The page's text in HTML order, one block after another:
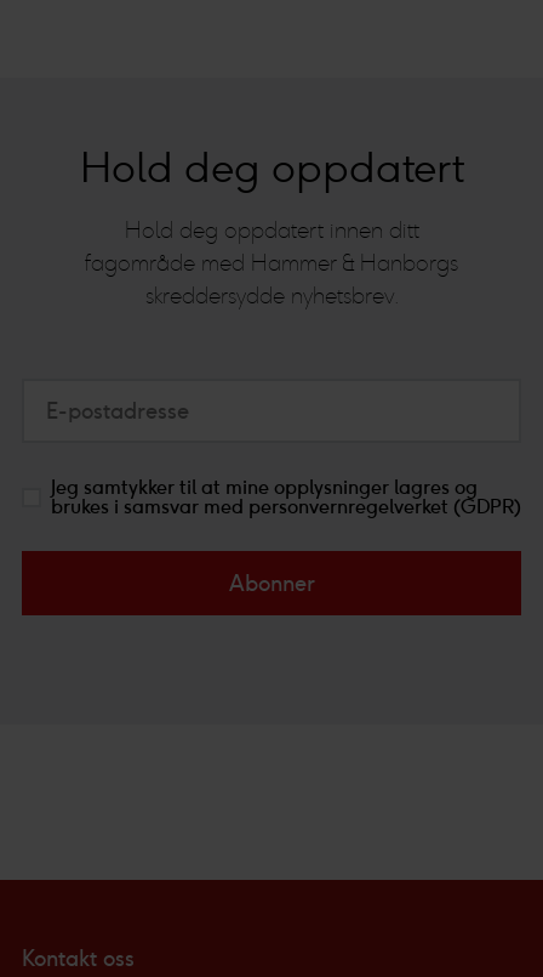
Hold deg oppdatert
Hold deg oppdatert innen ditt
fagområde med Hammer & Hanborgs
skreddersydde nyhetsbrev.
E-postadresse
Jeg samtykker til at mine opplysninger lagres og
brukes i samsvar med personvernregelverket (GDPR)
Abonner
Kontakt oss